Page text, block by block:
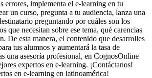
errores, implementa el e-learning en tu
un curso, pregunta a tu audiencia, lanza una
preguntando por cuáles son los
que necesitan sobre ese tema, qué carencias
De esta manera, el contenido que desarrolles
tus alumnos y aumentará la tasa de
una asesoría profesional, en CognosOnline
expertos en e-learning. ¡Contáctanos!
en e-learning en latinoamérica!